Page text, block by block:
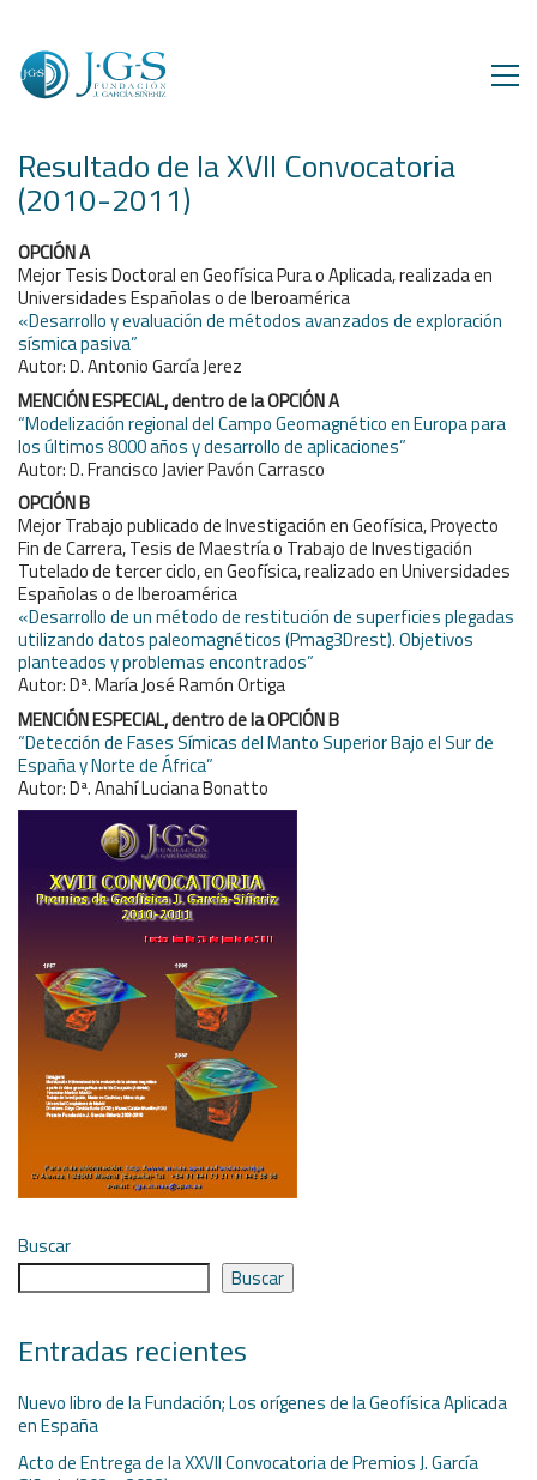
Resultado de la XVII Convocatoria
(2010-2011)
OPCIÓN A
Mejor Tesis Doctoral en Geofísica Pura o Aplicada, realizada en
Universidades Españolas o de Iberoamérica
«Desarrollo y evaluación de métodos avanzados de exploración
sísmica pasiva”
Autor: D. Antonio García Jerez
MENCIÓN ESPECIAL, dentro de la OPCIÓN A
“Modelización regional del Campo Geomagnético en Europa para
los últimos 8000 años y desarrollo de aplicaciones”
Autor: D. Francisco Javier Pavón Carrasco
OPCIÓN B
Mejor Trabajo publicado de Investigación en Geofísica, Proyecto
Fin de Carrera, Tesis de Maestría o Trabajo de Investigación
Tutelado de tercer ciclo, en Geofísica, realizado en Universidades
Españolas o de Iberoamérica
«Desarrollo de un método de restitución de superficies plegadas
utilizando datos paleomagnéticos (Pmag3Drest). Objetivos
planteados y problemas encontrados”
Autor: Dª. María José Ramón Ortiga
MENCIÓN ESPECIAL, dentro de la OPCIÓN B
“Detección de Fases Símicas del Manto Superior Bajo el Sur de
España y Norte de África”
Autor: Dª. Anahí Luciana Bonatto
Buscar
Buscar
Entradas recientes
Nuevo libro de la Fundación; Los orígenes de la Geofísica Aplicada
en España
Acto de Entrega de la XXVII Convocatoria de Premios J. García